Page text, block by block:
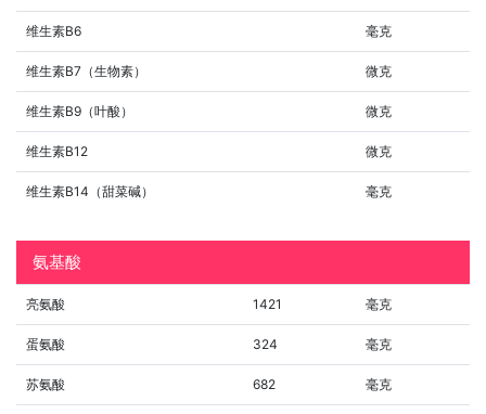
维生素B6 毫克
维生素B7（生物素） 微克
维生素B9（叶酸） 微克
维生素B12 微克
维生素B14（甜菜碱） 毫克
氨基酸
亮氨酸 1421 毫克
蛋氨酸 324 毫克
苏氨酸 682 毫克